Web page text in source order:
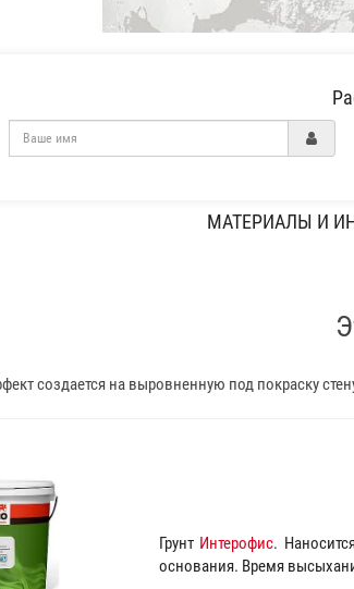
МАТЕРИАЛЫ И
создается на выровненную под покраску
Грунт Интерофис.
основания. Время